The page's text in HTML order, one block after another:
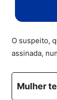
O suspeito,
assinada,
Mulher